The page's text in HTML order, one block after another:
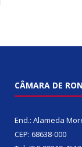
CÂMARA DE
End.: Alameda
CEP: 68638-000